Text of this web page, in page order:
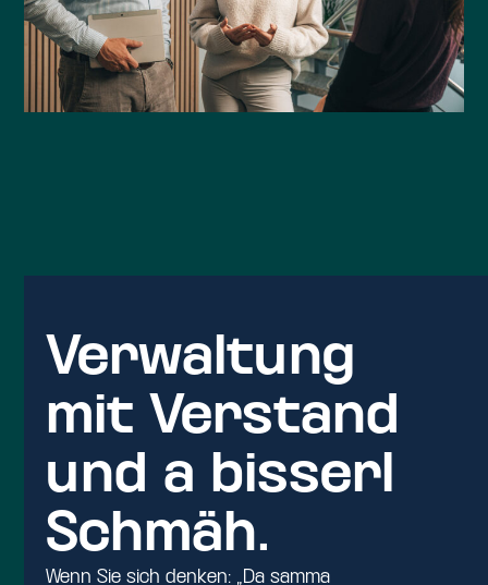
Verwaltung
mit Verstand
und a bisserl
Schmäh.
Wenn Sie sich denken: „Da samma